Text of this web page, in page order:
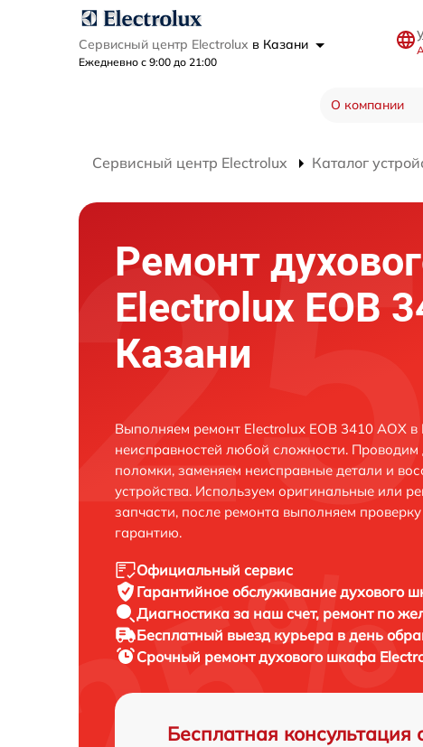
Сервисный центр Electrolux в Казани
Ежедневно с 9:00 до 21:00
О компании
Сервисный центр Electrolux Каталог
Ремонт
Electrolux EOB
Казани
Выполняем ремонт Electrolux EOB 3410 AOX в
неисправностей любой сложности. Проводим
поломки, заменяем неисправные детали и
устройства. Используем оригинальные или
запчасти, после ремонта выполняем
гарантию.
Официальный сервис
Гарантийное обслуживание духового
Диагностика за наш счет, ремонт по
Бесплатный выезд курьера в день
Срочный ремонтдухового шкафа
Бесплатная консультация